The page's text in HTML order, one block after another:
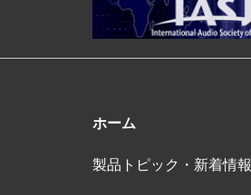
ホーム
製品トピック・新着情報